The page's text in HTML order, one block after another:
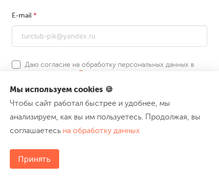
E-mail
Даю согласие на обработку персональных данных в
Соглашением
Пройти курс бесплатно
Мы используем cookies 🍪
Чтобы сайт работал быстрее и удобнее, мы
анализируем, как вы им пользуетесь. Продолжая, вы
соглашаетесь на обработку данных
Принять